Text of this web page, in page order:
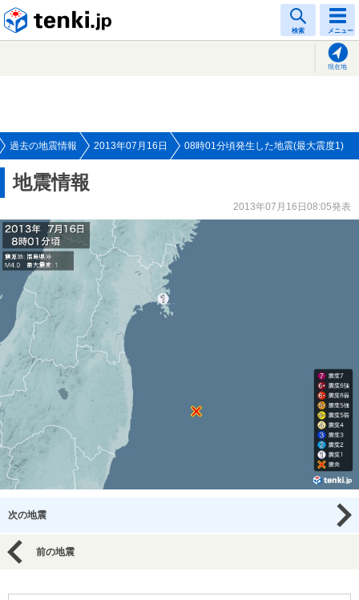
検索 メニュー
現在地
過去の地震情報 2013年07月16日 08時01分頃発生した地震(最大震度1)
地震情報
2013年07月16日08:05発表
次の地震
前の地震